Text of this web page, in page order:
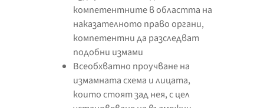
компетентните в областта на
наказателното право органи,
компетентни да разследват
подобни измами
Всеобхватно проучване на
измамната схема и лицата,
които стоят зад нея, с цел